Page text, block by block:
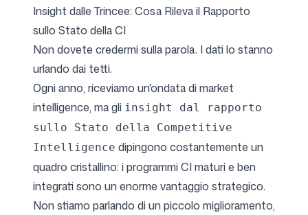
Insight dalle Trincee: Cosa Rileva il Rapporto
sullo Stato della CI
Non dovete credermi sulla parola. I dati lo stanno
urlando dai tetti.
Ogni anno, riceviamo un'ondata di market
intelligence, ma gli insight dal rapporto
sullo Stato della Competitive
Intelligence dipingono costantemente un
quadro cristallino: i programmi CI maturi e ben
integrati sono un enorme vantaggio strategico.
Non stiamo parlando di un piccolo miglioramento,